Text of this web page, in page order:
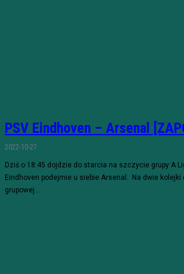
PSV Eindhoven – Arsenal
2022-10-27
Dziś o 18:45 dojdzie do starcia na szczycie grupy A
Eindhoven podejmie u siebie Arsenal. Na dwie kolejki
grupowej...